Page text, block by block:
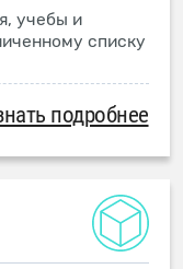
учебы и
списку
подробнее